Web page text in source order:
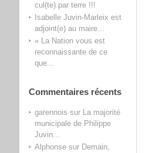
cul(te) par terre !!!
Isabelle Juvin-Marleix est
adjoint(e) au maire...
« La Nation vous est
reconnaissante de ce
que...
Commentaires récents
garennois sur La majorité
municipale de Philippe
Juvin...
Alphonsesur Demain,